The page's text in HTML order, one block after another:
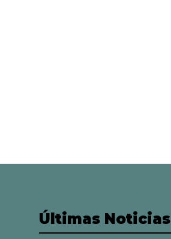
Últimas Noticias